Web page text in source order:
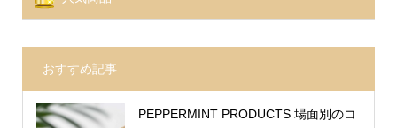
おすすめ記事
PEPPERMINT PRODUCTS 場面別のコ